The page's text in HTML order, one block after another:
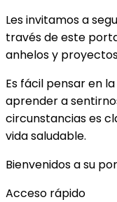
Les invitamos a
través de este
anhelos y
Es fácil pensar en
aprender a
circunstancias es
vida saludable.
Bienvenidos a su
Acceso rápido